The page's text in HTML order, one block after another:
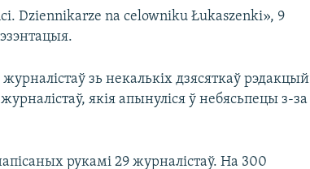
Dziennikarze na celowniku Łukaszenki», 9
зь некалькіх дзясяткаў рэдакцый
якія апынуліся ў небясьпецы з-за
рукамі 29 журналістаў. На 300